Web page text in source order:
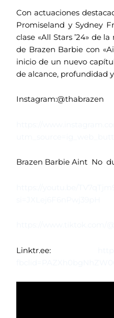
Con actuaciones
Promiseland y Sydney
clase «All Stars ’24» de
de Brazen Barbie con
inicio de un nuevo
de alcance, profundidad
Instagram:@thabrazen
Brazen Barbie Aint No
Linktr.ee: